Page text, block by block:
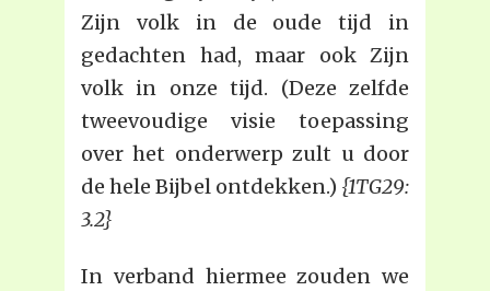
Zijn volk in de oude tijd in
gedachten had, maar ook Zijn
volk in onze tijd. (Deze zelfde
tweevoudige visie toepassing
over het onderwerp zult u door
de hele Bijbel ontdekken.) {1TG29:
3.2}
In verband hiermee zouden we